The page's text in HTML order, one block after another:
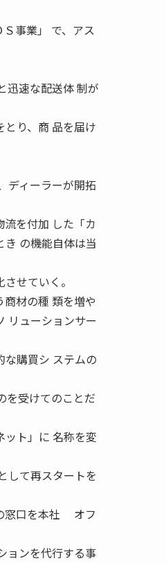
事業」 で、アス
迅速な配送体 制が
り、商 品を届け
ディーラーが開拓
を付加 した「カ
の機能自体は当
せていく。
材の種 類を増や
リューションサー
購買シ ステムの
を受けてのことだ
ト」に 名称を変
して再スタートを
窓口を本社 オフ
ョンを代行する事